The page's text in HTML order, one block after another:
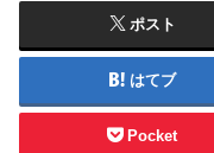
ポスト
はてブ
Pocket